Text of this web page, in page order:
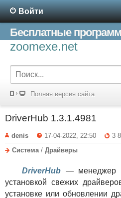
Войти
Бесплатные
zoomexe.net
Полная версия сайта
DriverHub 1.3.1.4981
denis 17-04-2022, 22:50
3
Система / Драйверы
DriverHub— менеджер
установкой свежих
установке или обновлении